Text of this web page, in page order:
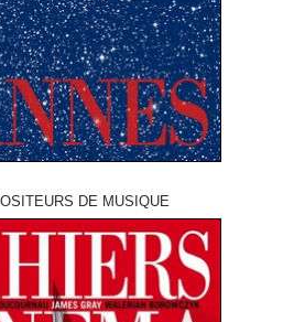
DE MUSIQUE